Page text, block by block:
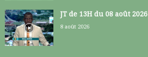
JT de 13H du 08 août 2026
8 août 2026